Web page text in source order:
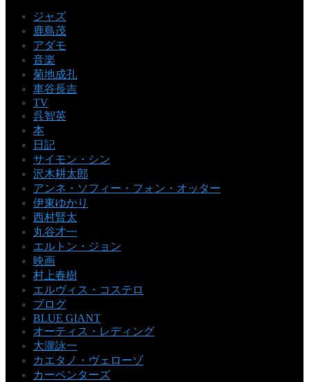
ジャズ
鹿島茂
アダモ
音楽
菊地成孔
車谷長吉
TV
呉智英
本
日記
サイモン・シン
沢木耕太郎
アンネ・ソフィー・フォン・オッター
伊東ゆかり
西村賢太
丸谷才一
エルトン・ジョン
映画
村上春樹
エルヴィス・コステロ
ブログ
BLUE GIANT
オーティス・レディング
大瀧詠一
カエタノ・ヴェローゾ
カーペンターズ